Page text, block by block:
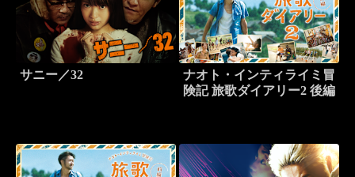
サニー／32
ナオト・インティライミ冒
険記 旅歌ダイアリー2 後編